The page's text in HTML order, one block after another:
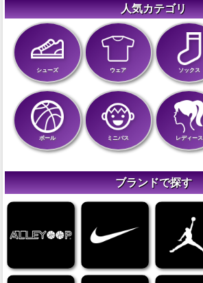
人気カテゴリ
シューズ ウェア ソックス
ボール ミニバス レディース
ブランドで探す